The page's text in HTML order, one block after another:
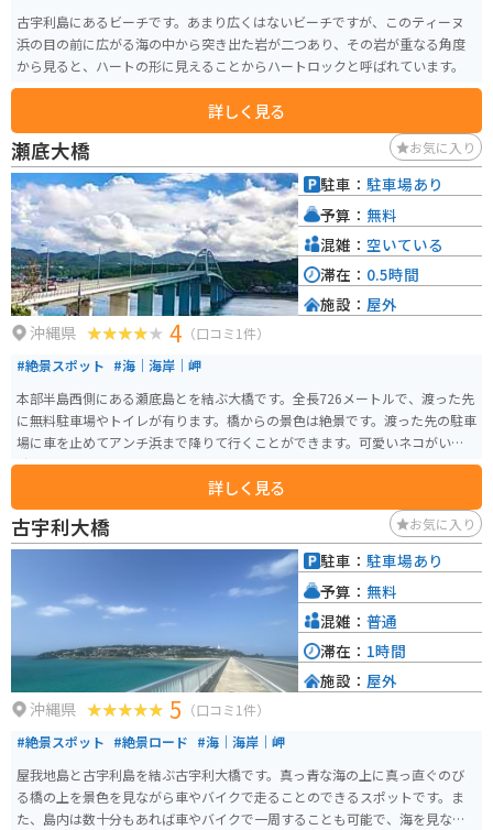
古宇利島にあるビーチです。あまり広くはないビーチですが、このティーヌ
浜の目の前に広がる海の中から突き出た岩が二つあり、その岩が重なる角度
から見ると、ハートの形に見えることからハートロックと呼ばれています。
詳しく見る
瀬底大橋 お気に入り
沖縄県 4 （口コミ1件）
#絶景スポット #海｜海岸｜岬
本部半島西側にある瀬底島とを結ぶ大橋です。全長726メートルで、渡った先
に無料駐車場やトイレが有ります。橋からの景色は絶景です。渡った先の駐車
場に車を止めてアンチ浜まで降りて行くことができます。可愛いネコがいる
時があります。
詳しく見る
駐車： 駐車場あり
予算： 無料
混雑： 空いている
滞在： 0.5時間
施設： 屋外
古宇利大橋 お気に入り
沖縄県 5 （口コミ1件）
#絶景スポット #絶景ロード #海｜海岸｜岬
屋我地島と古宇利島を結ぶ古宇利大橋です。真っ青な海の上に真っ直ぐのび
る橋の上を景色を見ながら車やバイクで走ることのできるスポットです。ま
た、島内は数十分もあれば車やバイクで一周することも可能で、海を見なが
駐車： 駐車場あり
予算： 無料
混雑： 普通
滞在： 1時間
施設： 屋外